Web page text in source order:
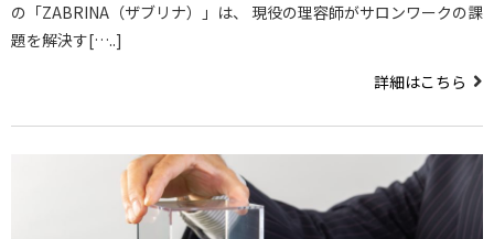
の「ZABRINA（ザブリナ）」は、 現役の理容師がサロンワークの課
題を解決す[…..]
詳細はこちら